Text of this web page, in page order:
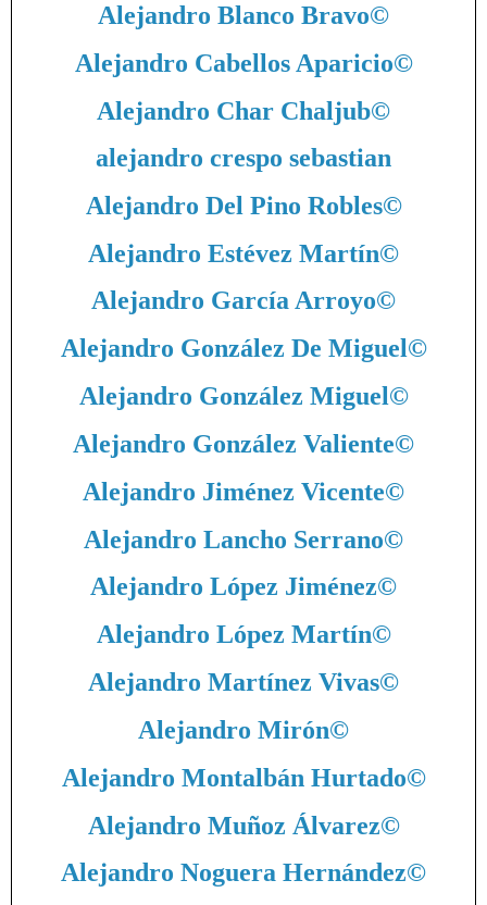
Alejandro Blanco Bravo©
Alejandro Cabellos Aparicio©
Alejandro Char Chaljub©
alejandro crespo sebastian
Alejandro Del Pino Robles©
Alejandro Estévez Martín©
Alejandro García Arroyo©
Alejandro González De Miguel©
Alejandro González Miguel ©
Alejandro González Valiente©
Alejandro Jiménez Vicente©
Alejandro Lancho Serrano©
Alejandro López Jiménez©
Alejandro López Martín©
Alejandro Martínez Vivas©
Alejandro Mirón©
Alejandro Montalbán Hurtado©
Alejandro Muñoz Álvarez©
Alejandro Noguera Hernández©